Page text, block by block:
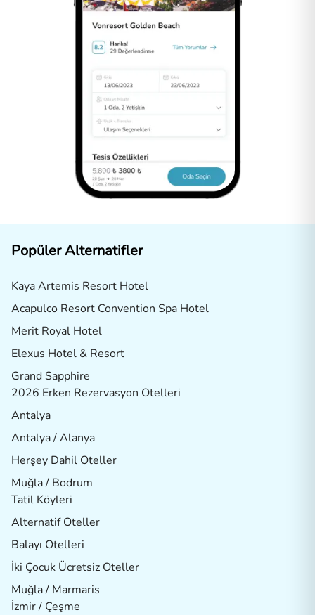
Popüler Alternatifler
Kaya Artemis Resort Hotel
Acapulco Resort Convention Spa Hotel
Merit Royal Hotel
Elexus Hotel & Resort
Grand Sapphire
2026 Erken Rezervasyon Otelleri
Antalya
Antalya / Alanya
Herşey Dahil Oteller
Muğla / Bodrum
Tatil Köyleri
Alternatif Oteller
Balayı Otelleri
İki Çocuk Ücretsiz Oteller
Muğla / Marmaris
İzmir / Çeşme